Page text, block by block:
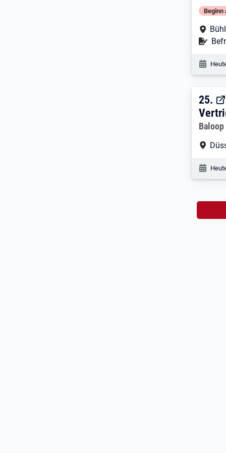
Beginn
25.
25.
Baloop